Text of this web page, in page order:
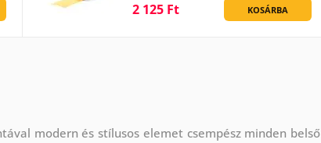
2 125 Ft KOSÁRBA
modern és stílusos elemet csempész minden belső